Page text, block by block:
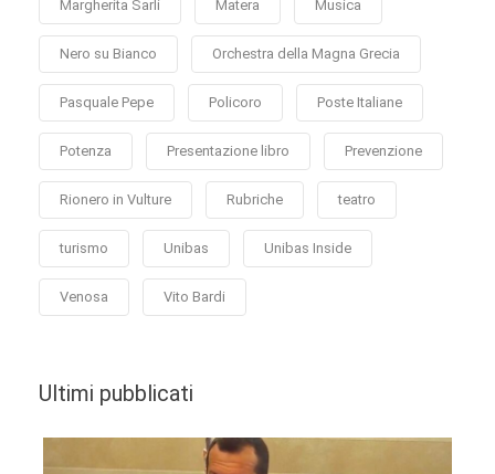
Margherita Sarli Matera Musica
Nero su Bianco Orchestra della Magna Grecia
Pasquale Pepe Policoro Poste Italiane
Potenza Presentazione libro Prevenzione
Rionero in Vulture Rubriche teatro
turismo Unibas Unibas Inside
Venosa Vito Bardi
Ultimi pubblicati